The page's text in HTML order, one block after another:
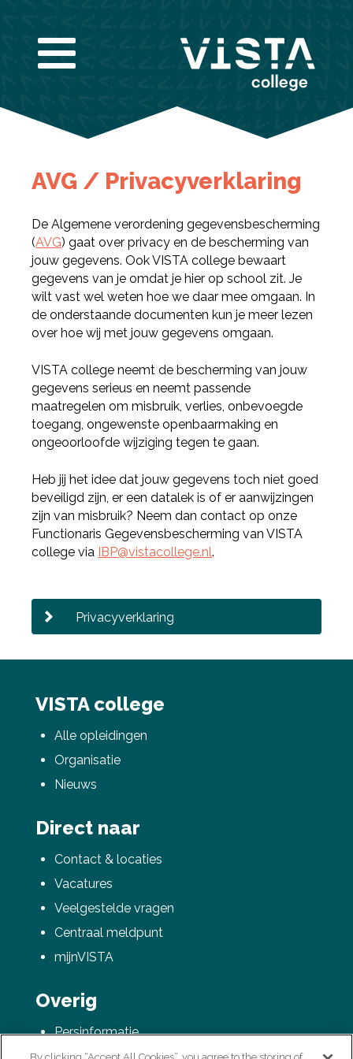
AVG / Privacyverklaring
De Algemene verordening gegevensbescherming
(AVG) gaat over privacy en de bescherming van
jouw gegevens. Ook VISTA college bewaart
gegevens van je omdat je hier op school zit. Je
wilt vast wel weten hoe we daar mee omgaan. In
de onderstaande documenten kun je meer lezen
over hoe wij met jouw gegevens omgaan.
VISTA college neemt de bescherming van jouw
gegevens serieus en neemt passende
maatregelen om misbruik, verlies, onbevoegde
toegang, ongewenste openbaarmaking en
ongeoorloofde wijziging tegen te gaan.
Heb jij het idee dat jouw gegevens toch niet goed
beveiligd zijn, er een datalek is of er aanwijzingen
zijn van misbruik? Neem dan contact op onze
Functionaris Gegevensbescherming van VISTA
college via IBP@vistacollege.nl.
Privacyverklaring
VISTA college
Alle opleidingen
Organisatie
Nieuws
Direct naar
Contact & locaties
Vacatures
Veelgestelde vragen
Centraal meldpunt
mijnVISTA
Overig
Persinformatie
Deel via Twitter
Vul de gegevens hieronder in om de infogids te
E-mailadres*
Nieuwsbrief
Ik wil graag de nieuwsbrief ontvangen
Akkoord*
Ik ga akkoord met het verwerken van mijn
gegevens volgens deprivacy voorwaarden van
VISTA college.
Bekijk de infogids